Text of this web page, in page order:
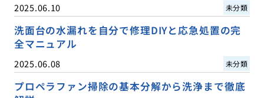
2025.06.10 未分類
洗面台の水漏れを自分で修理DIYと応急処置の完
全マニュアル
2025.06.08 未分類
プロペラファン掃除の基本分解から洗浄まで徹底